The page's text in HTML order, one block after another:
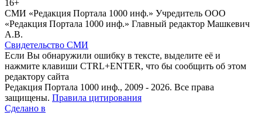
16+
СМИ «Редакция Портала 1000 инф.» Учредитель ООО
«Редакция Портала 1000 инф.» Главный редактор Машкевич
А.В.
Свидетельство СМИ
Если Вы обнаружили ошибку в тексте, выделите её и
нажмите клавиши CTRL+ENTER, что бы сообщить об этом
редактору сайта
Редакция Портала 1000 инф., 2009 - 2026. Все права
защищены. Правила цитирования
Сделано в